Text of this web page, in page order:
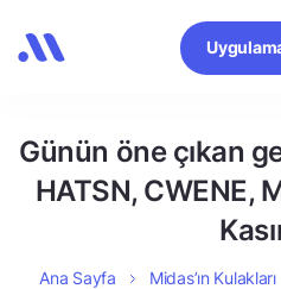
Günün öne çıkan
HATSN, CWENE,
Ana Sayfa Midas’ın Kulakları